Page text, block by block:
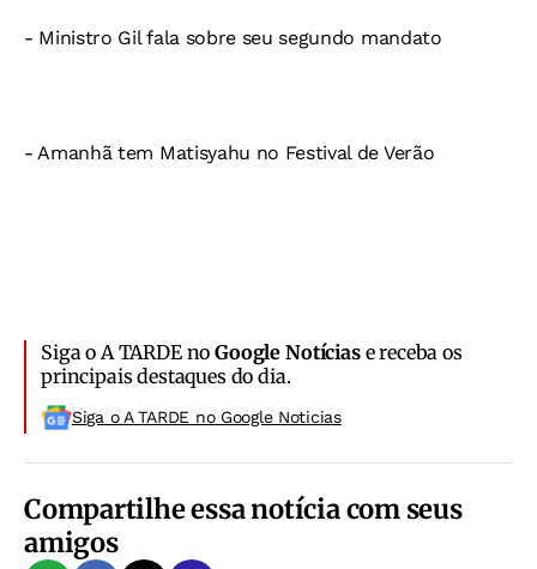
- Ministro Gil fala sobre seu segundo mandato
- Amanhã tem Matisyahu no Festival de Verão
Siga o A TARDE noGoogle Notíciase receba os
principais destaques do dia.
Siga o A TARDE no Google Noticias
Compartilhe essa notícia com seus
amigos